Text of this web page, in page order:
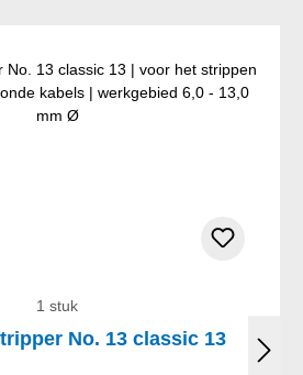
1 stuk
No. 13 classic 13